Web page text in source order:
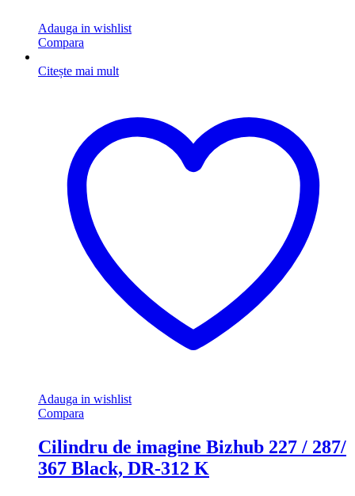
Adauga in wishlist
Compara
Citește mai mult
Adauga in wishlist
Compara
Cilindru de imagine Bizhub 227 / 287/
367 Black, DR-312 K